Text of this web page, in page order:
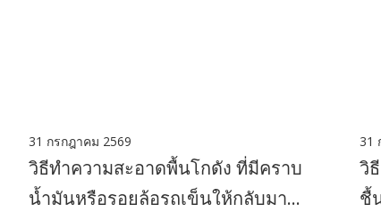
31 กรกฎาคม 2569
วิธีทำความสะอาดพื้นโกดัง ที่มีคราบ
น้ำมันหรือรอยล้อรถเข็นให้กลับมา
31
วิ
ชื้